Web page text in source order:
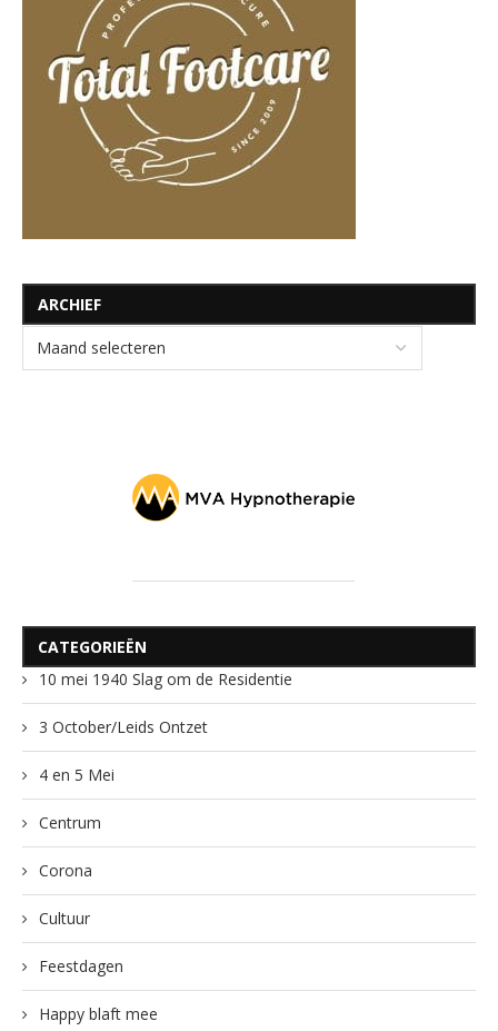
ARCHIEF
CATEGORIEËN
10 mei 1940 Slag om de Residentie
3 October/Leids Ontzet
4 en 5 Mei
Centrum
Corona
Cultuur
Feestdagen
Happy blaft mee